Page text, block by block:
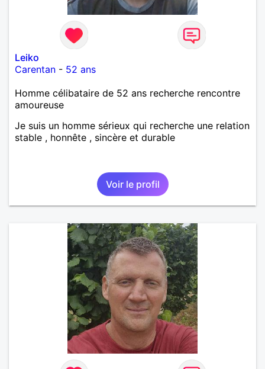
Leiko
Carentan - 52 ans
Homme célibataire de 52 ans recherche rencontre
amoureuse
Je suis un homme sérieux qui recherche une relation
stable , honnête , sincère et durable
Voir le profil